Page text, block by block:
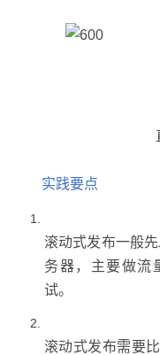
实践要点
滚动式发布一般
务器，主要做流
滚动式发布需要